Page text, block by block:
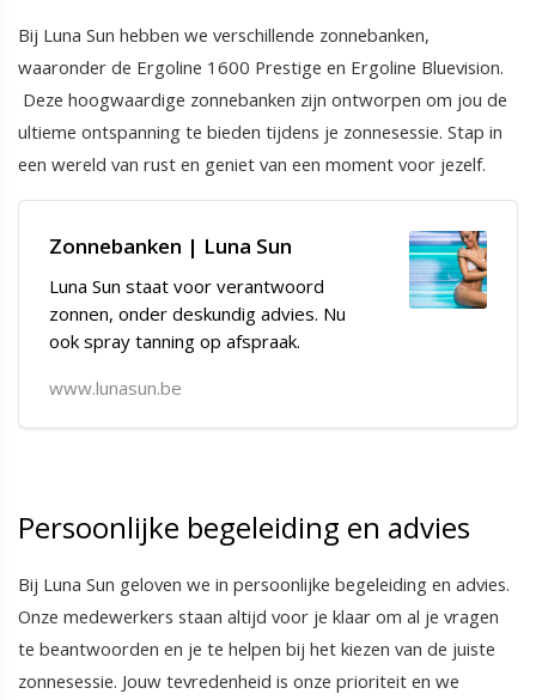
Bij Luna Sun hebben we verschillende zonnebanken,
waaronder de Ergoline 1600 Prestige en Ergoline Bluevision.
Deze hoogwaardige zonnebanken zijn ontworpen om jou de
ultieme ontspanning te bieden tijdens je zonnesessie. Stap in
een wereld van rust en geniet van een moment voor jezelf.
Zonnebanken | Luna Sun
Luna Sun staat voor verantwoord
zonnen, onder deskundig advies. Nu
ook spray tanning op afspraak.
www.lunasun.be
Persoonlijke begeleiding en advies
Bij Luna Sun geloven we in persoonlijke begeleiding en advies.
Onze medewerkers staan altijd voor je klaar om al je vragen
te beantwoorden en je te helpen bij het kiezen van de juiste
zonnesessie. Jouw tevredenheid is onze prioriteit en we